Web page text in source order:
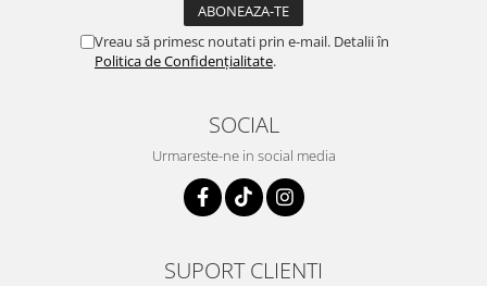
Vreau să primesc noutati prin e-mail. Detalii în
Politica de Confidențialitate.
SOCIAL
Urmareste-ne in social media
SUPORT CLIENTI